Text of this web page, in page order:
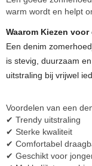
warm wordt en helpt
Waarom Kiezen
Een denim
is stevig, duurzaam
uitstraling bij vrijwel
Voordelen van een
✔ Trendy uitstraling
✔ Sterke kwaliteit
✔ Comfortabel
✔ Geschikt voor